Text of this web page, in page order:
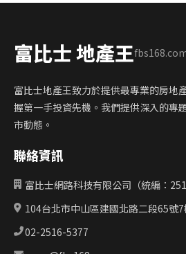
富比士 地產王
富比士地產王致力於提供最專業的房地
握第一手投資先機。我們提供深入的專
市動態。
聯絡資訊
富比士網路科技有限公司（統編：
104台北市中山區建國北路二段65號
02-2516-5377